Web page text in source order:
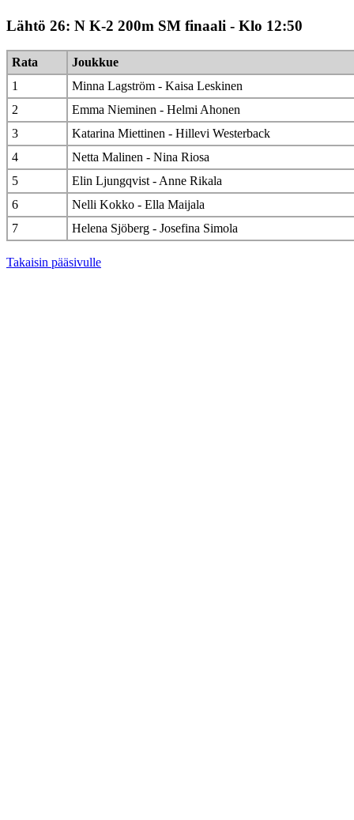
Lähtö 26: N K-2 200m SM finaali - Klo 12:50
Rata
Joukkue
1
Minna Lagström - Kaisa Leskinen
2
Emma Nieminen - Helmi Ahonen
3
Katarina Miettinen - Hillevi Westerback
4
Netta Malinen - Nina Riosa
5
Elin Ljungqvist - Anne Rikala
6
Nelli Kokko - Ella Maijala
7
Helena Sjöberg - Josefina Simola
Takaisin pääsivulle